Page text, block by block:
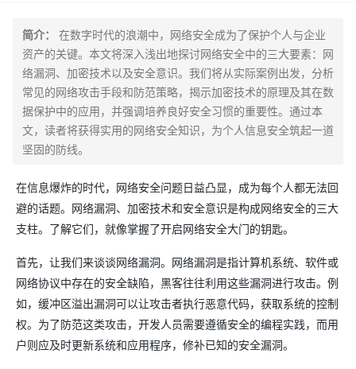
简介：
在数字时代的浪潮中，网络安全成为了保护个人与企业
资产的关键。本文将深入浅出地探讨网络安全中的三大要素：网
络漏洞、加密技术以及安全意识。我们将从实际案例出发，分析
常见的网络攻击手段和防范策略，揭示加密技术的原理及其在数
据保护中的应用，并强调培养良好安全习惯的重要性。通过本
文，读者将获得实用的网络安全知识，为个人信息安全筑起一道
坚固的防线。
在信息爆炸的时代，网络安全问题日益凸显，成为每个人都无法回
避的话题。网络漏洞、加密技术和安全意识是构成网络安全的三大
支柱。了解它们，就像掌握了开启网络安全大门的钥匙。
首先，让我们来谈谈网络漏洞。网络漏洞是指计算机系统、软件或
网络协议中存在的安全缺陷，黑客往往利用这些漏洞进行攻击。例
如，缓冲区溢出漏洞可以让攻击者执行恶意代码，获取系统的控制
权。为了防范这类攻击，开发人员需要遵循安全的编程实践，而用
户则应及时更新系统和应用程序，修补已知的安全漏洞。